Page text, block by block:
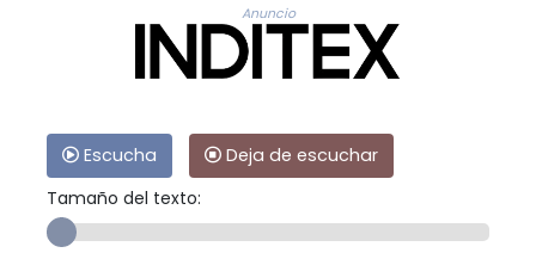
Anuncio
Escucha
Deja de escuchar
Tamaño del texto: